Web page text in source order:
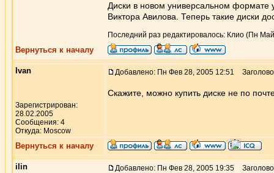
Диски в новом универсальном формате
Виктора Авилова. Теперь такие диски
Последний раз редактировалось: Клио (Пн
Вернуться к началу
Ivan
Зарегистрирован:
28.02.2005
Сообщения: 4
Откуда: Moscow
Добавлено: Пн Фев 28, 2005 12:51
Скажите, можно купить диске не по
Вернуться к началу
ilin Добавлено: Пн Фев 28, 2005 19:35